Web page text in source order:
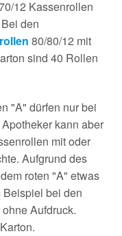
12 Kassenrollen
den
80/80/12 mit
sind 40 Rollen
"A" dürfen nur bei
kann aber
mit oder
Aufgrund des
roten "A" etwas
Beispiel bei den
Aufdruck.